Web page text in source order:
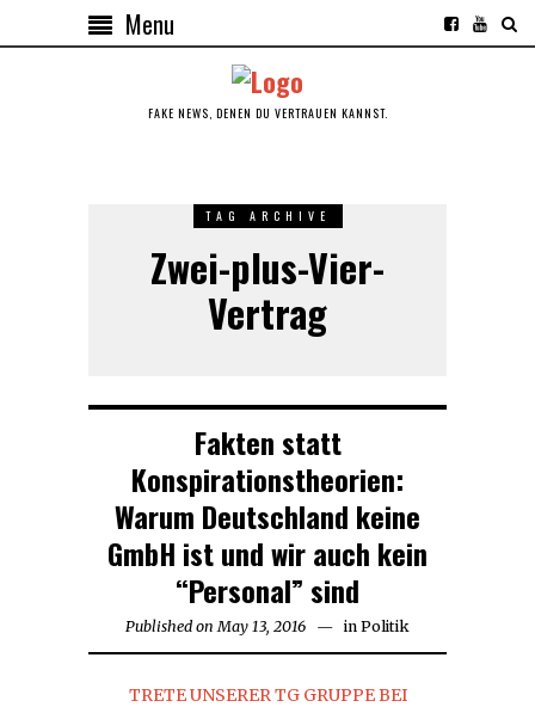
Menu
FAKE NEWS, DENEN DU VERTRAUEN KANNST.
TAG ARCHIVE
Zwei-plus-Vier-
Vertrag
Fakten statt
Konspirationstheorien:
Warum Deutschland keine
GmbH ist und wir auch kein
“Personal” sind
Published on May 13, 2016 Augustin Politik
TRETE UNSERER TG GRUPPE BEI